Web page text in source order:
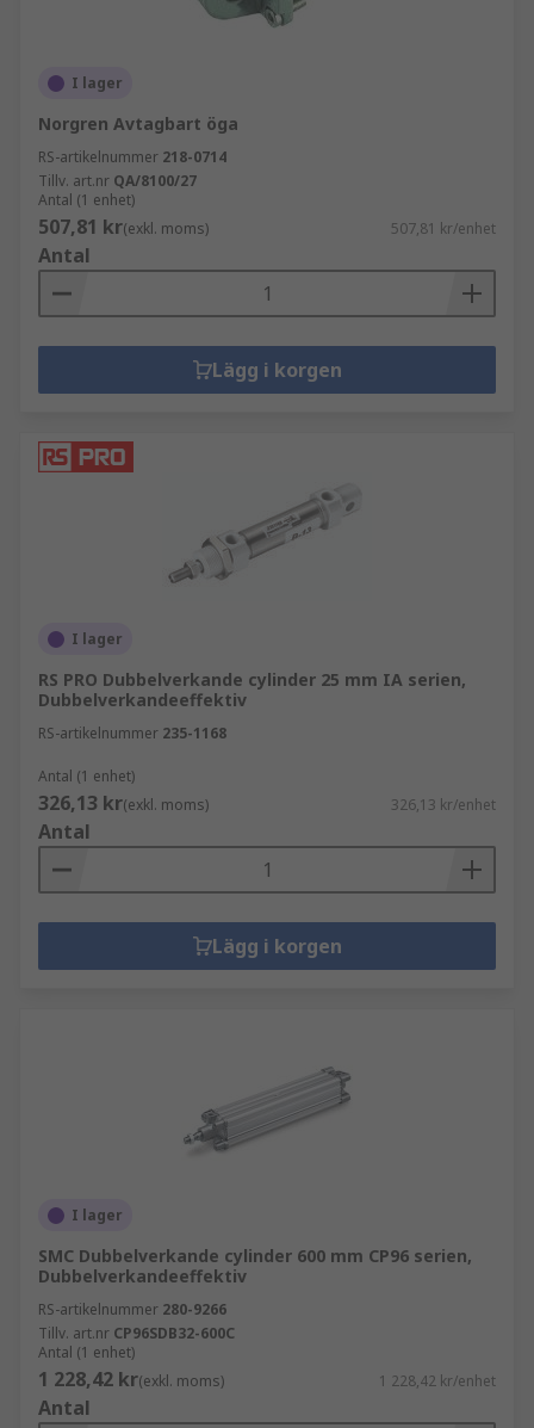
I lager
Norgren Avtagbart öga
RS-artikelnummer 218-0714
Tillv. art.nr QA/8100/27
Antal (1 enhet)
507,81 kr(exkl. moms) 507,81 kr/enhet
Antal
Lägg i korgen
I lager
RS PRO Dubbelverkande cylinder 25 mm IA serien,
Dubbelverkandeeffektiv
RS-artikelnummer 235-1168
Antal (1 enhet)
326,13 kr(exkl. moms) 326,13 kr/enhet
Antal
Lägg i korgen
I lager
SMC Dubbelverkande cylinder 600 mm CP96 serien,
Dubbelverkandeeffektiv
RS-artikelnummer 280-9266
Tillv. art.nr CP96SDB32-600C
Antal (1 enhet)
1 228,42 kr(exkl. moms) 1 228,42 kr/enhet
Antal